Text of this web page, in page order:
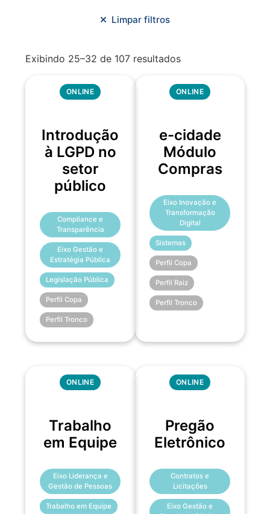
Planejamento Urbano/Mobilidade
Limpar filtros
Exibindo 25–32 de 107 resultados
ONLINE
Introdução
à LGPD no
setor
público
Compliance e
Transparência
Eixo Gestão e
Estratégia Pública
Legislação Pública
Perfil Copa
Perfil Tronco
ONLINE
e-cidade
Módulo
Compras
Eixo Inovação e
Transformação
Digital
Sistemas
Perfil Copa
Perfil Raiz
Perfil Tronco
ONLINE
Trabalho
em Equipe
Eixo Liderança e
Gestão de Pessoas
Trabalho em Equipe
ONLINE
Pregão
Eletrônico
Contratos e
Licitações
Eixo Gestão e